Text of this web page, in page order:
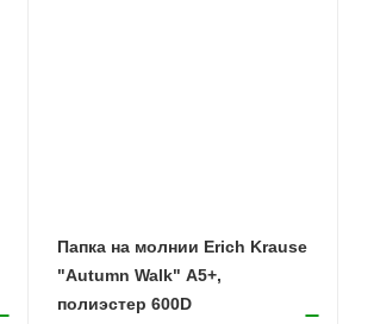
Папка на молнии Erich Krause
"Autumn Walk" А5+,
полиэстер 600D